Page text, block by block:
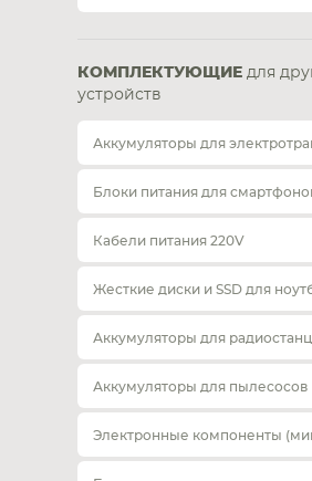
КОМПЛЕКТУЮЩИЕ для
устройств
Аккумуляторы для
Блоки питания для
Кабели питания 220V
Жесткие диски и SSD для
Аккумуляторы для
Аккумуляторы для пылесосов
Электронные компоненты